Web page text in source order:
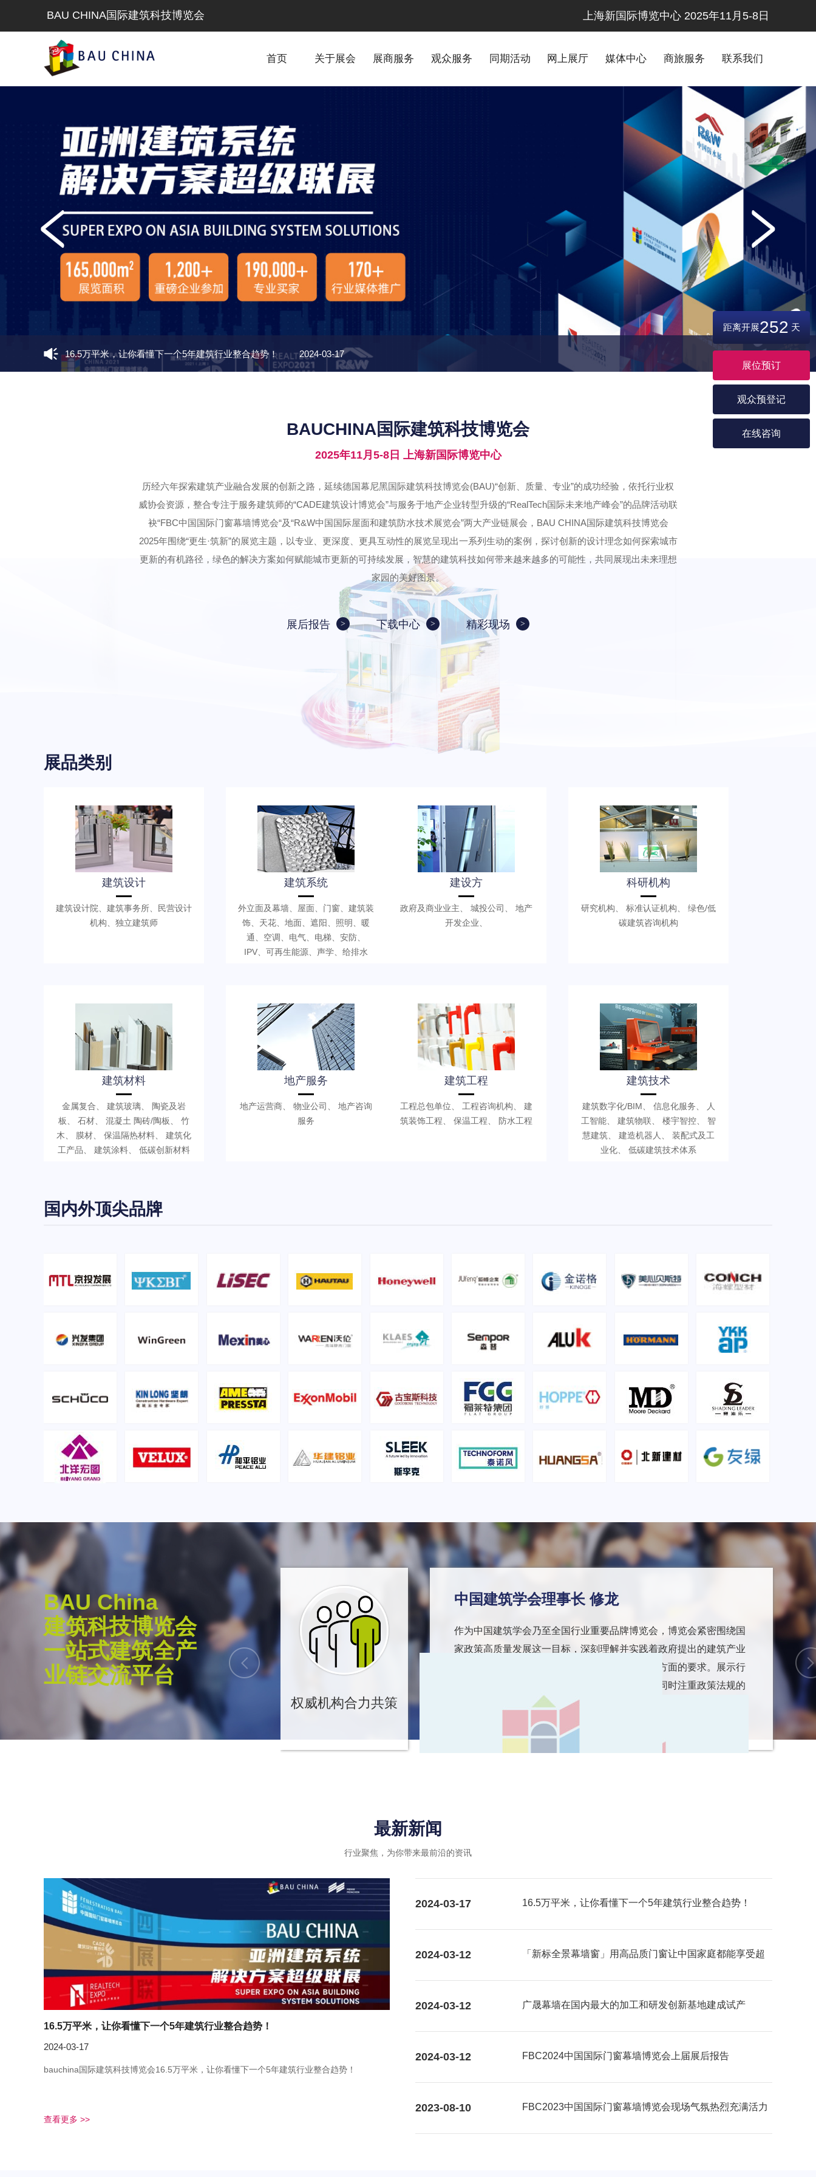
BAU CHINA国际建筑科技博览会 上海新国际博览中心 2025年11月5-8日
首页 关于展会 展商服务 观众服务 同期活动 网上展厅 媒体中心 商旅服务 联系我们
距离开展252 天
展位预订
观众预登记
在线咨询
16.5万平米，让你看懂下一个5年建筑行业整合趋势！ 2024-03-17
2024-03-12
FBC2023中国国际门窗幕墙博览会现场气氛热烈充满活力 2023-08-10
BAUCHINA国际建筑科技博览会
2025年11月5-8日 上海新国际博览中心
历经六年探索建筑产业融合发展的创新之路，延续德国幕尼黑国际建筑科技博览会(BAU)“创新、质量、专业”的成功经验，依托行业权
威协会资源，整合专注于服务建筑师的“CADE建筑设计博览会”与服务于地产企业转型升级的“RealTech国际未来地产峰会”的品牌活动联
袂“FBC中国国际门窗幕墙博览会“及“R&W中国国际屋面和建筑防水技术展览会”两大产业链展会，BAU CHINA国际建筑科技博览会
2025年围绕“更生·筑新”的展览主题，以专业、更深度、更具互动性的展览呈现出一系列生动的案例，探讨创新的设计理念如何探索城市
更新的有机路径，绿色的解决方案如何赋能城市更新的可持续发展，智慧的建筑科技如何带来越来越多的可能性，共同展现出未来理想
家园的美好图景。
展后报告 下载中心 精彩现场
展品类别
建筑设计
建筑设计院、建筑事务所、民营设计
机构、独立建筑师
建筑系统
外立面及幕墙、屋面、门窗、建筑装
饰、天花、地面、遮阳、照明、暖
通、空调、电气、电梯、安防、
IPV、可再生能源、声学、给排水
建设方
政府及商业业主、 城投公司、 地产
开发企业、
科研机构
研究机构、 标准认证机构、 绿色/低
碳建筑咨询机构
建筑材料
金属复合、 建筑玻璃、 陶瓷及岩
板、 石材、 混凝土 陶砖/陶板、 竹
木、 膜材、 保温隔热材料、 建筑化
工产品、 建筑涂料、 低碳创新材料
地产服务
地产运营商、 物业公司、 地产咨询
服务
建筑工程
工程总包单位、 工程咨询机构、 建
筑装饰工程、 保温工程、 防水工程
建筑技术
建筑数字化/BIM、 信息化服务、 人
工智能、 建筑物联、 楼宇智控、 智
慧建筑、 建造机器人、 装配式及工
业化、 低碳建筑技术体系
国内外顶尖品牌
BAU China
建筑科技博览会
一站式建筑全产
业链交流平台
Dr. Reinhard Pfeiffer
开放合作与学术交流，积极搭建国际交
秀建筑师学者。面向未来的建筑设计必
的思维。为此，我们致力于促进国际间
文化背景下的设计理念碰撞与融汇，共
权威机构合力共策
中国建筑学会理事长 修龙
作为中国建筑学会乃至全国行业重要品牌博览会，博览会紧密围绕国
家政策高质量发展这一目标，深刻理解并实践着政府提出的建筑产业
转型升级、绿色可持续发展以及智能技术应用等方面的要求。展示行
业内优秀企业的绿色创新成果和智能科技应用，同时注重政策法规的
引导和推动作用，进一步推动建筑行业向高质量发展迈进。
最新新闻
行业聚焦，为你带来最前沿的资讯
16.5万平米，让你看懂下一个5年建筑行业整合趋势！
2024-03-17
bauchina国际建筑科技博览会16.5万平米，让你看懂下一个5年建筑行业整合趋势！
查看更多 >>
2024-03-17 16.5万平米，让你看懂下一个5年建筑行业整合趋势！
2024-03-12 「新标全景幕墙窗」用高品质门窗让中国家庭都能享受超
大视野的居家生活体验
2024-03-12 广晟幕墙在国内最大的加工和研发创新基地建成试产
2024-03-12 FBC2024中国国际门窗幕墙博览会上届展后报告
2023-08-10 FBC2023中国国际门窗幕墙博览会现场气氛热烈充满活力